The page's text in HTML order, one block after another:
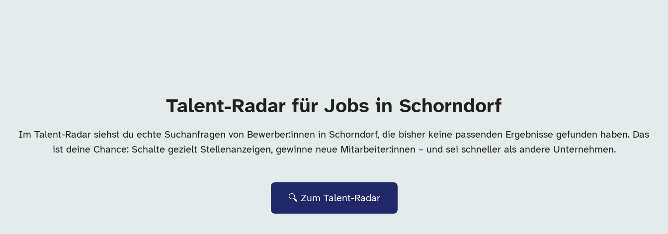
Talent-Radar für Jobs in Schorndorf
Im Talent-Radar siehst du echte Suchanfragen von Bewerber:innen in Schorndorf, die bisher keine passenden Ergebnisse gefunden haben. Das
ist deine Chance: Schalte gezielt Stellenanzeigen, gewinne neue Mitarbeiter:innen – und sei schneller als andere Unternehmen.
🔍 Zum Talent-Radar